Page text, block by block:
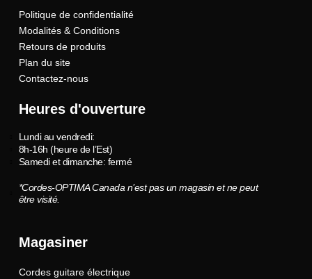
e
o
o
m
Politique de confidentialité
Modalités & Conditions
Retours de produits
Plan du site
Contactez-nous
Heures d'ouverture
Lundi au vendredi:
8h-16h (heure de l’Est)
Samedi et dimanche: fermé
*Cordes-OPTIMA Canada n’est pas un magasin et ne peut
être visité.
Magasiner
Cordes guitare électrique